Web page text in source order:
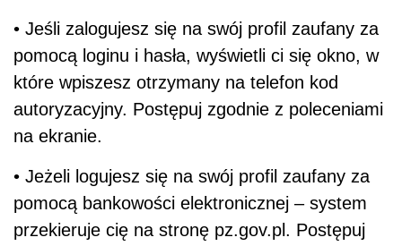
• Jeśli zalogujesz się na swój profil zaufany za
pomocą loginu i hasła, wyświetli ci się okno, w
które wpiszesz otrzymany na telefon kod
autoryzacyjny. Postępuj zgodnie z poleceniami
na ekranie.
• Jeżeli logujesz się na swój profil zaufany za
pomocą bankowości elektronicznej – system
przekieruje cię na stronę pz.gov.pl. Postępuj